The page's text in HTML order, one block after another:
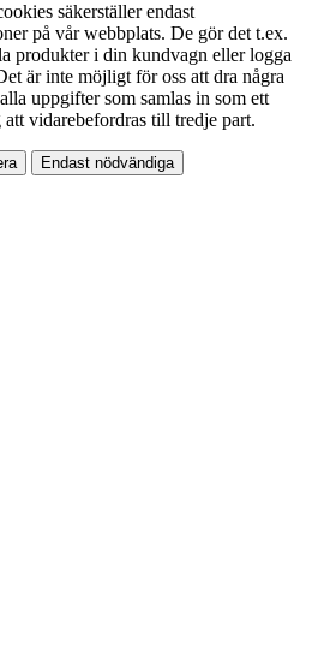
säkerställer endast
på vår webbplats. De gör det t.ex.
produkter i din kundvagn eller logga
är inte möjligt för oss att dra några
uppgifter som samlas in som ett
vidarebefordras till tredje part.
Endast nödvändiga